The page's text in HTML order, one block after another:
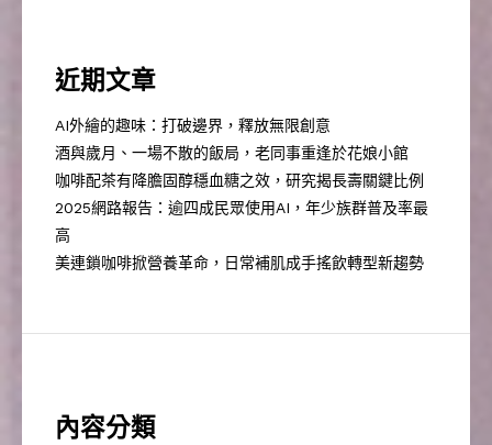
近期文章
AI外繪的趣味：打破邊界，釋放無限創意
酒與歲月、一場不散的飯局，老同事重逢於花娘小館
咖啡配茶有降膽固醇穩血糖之效，研究揭長壽關鍵比例
2025網路報告：逾四成民眾使用AI，年少族群普及率最
高
美連鎖咖啡掀營養革命，日常補肌成手搖飲轉型新趨勢
內容分類